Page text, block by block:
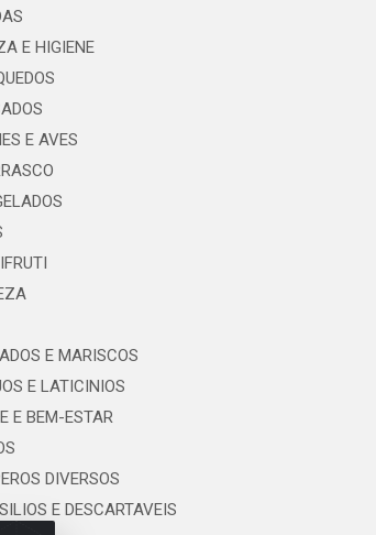
E HIGIENE
E AVES
E MARISCOS
E LATICINIOS
E BEM-ESTAR
DIVERSOS
E DESCARTAVEIS